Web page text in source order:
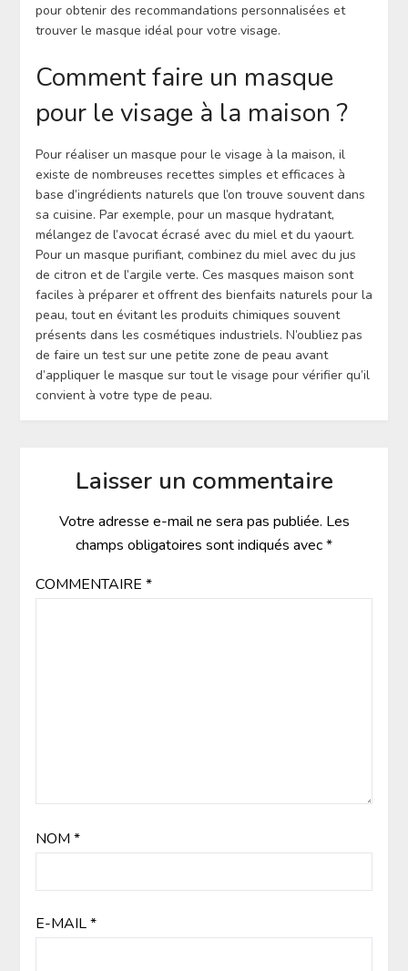
pour obtenir des recommandations personnalisées et
trouver le masque idéal pour votre visage.
Comment faire un masque
pour le visage à la maison ?
Pour réaliser un masque pour le visage à la maison, il
existe de nombreuses recettes simples et efficaces à
base d’ingrédients naturels que l’on trouve souvent dans
sa cuisine. Par exemple, pour un masque hydratant,
mélangez de l’avocat écrasé avec du miel et du yaourt.
Pour un masque purifiant, combinez du miel avec du jus
de citron et de l’argile verte. Ces masques maison sont
faciles à préparer et offrent des bienfaits naturels pour la
peau, tout en évitant les produits chimiques souvent
présents dans les cosmétiques industriels. N’oubliez pas
de faire un test sur une petite zone de peau avant
d’appliquer le masque sur tout le visage pour vérifier qu’il
convient à votre type de peau.
Laisser un commentaire
Votre adresse e-mail ne sera pas publiée. Les
champs obligatoires sont indiqués avec*
COMMENTAIRE *
NOM *
E-MAIL*